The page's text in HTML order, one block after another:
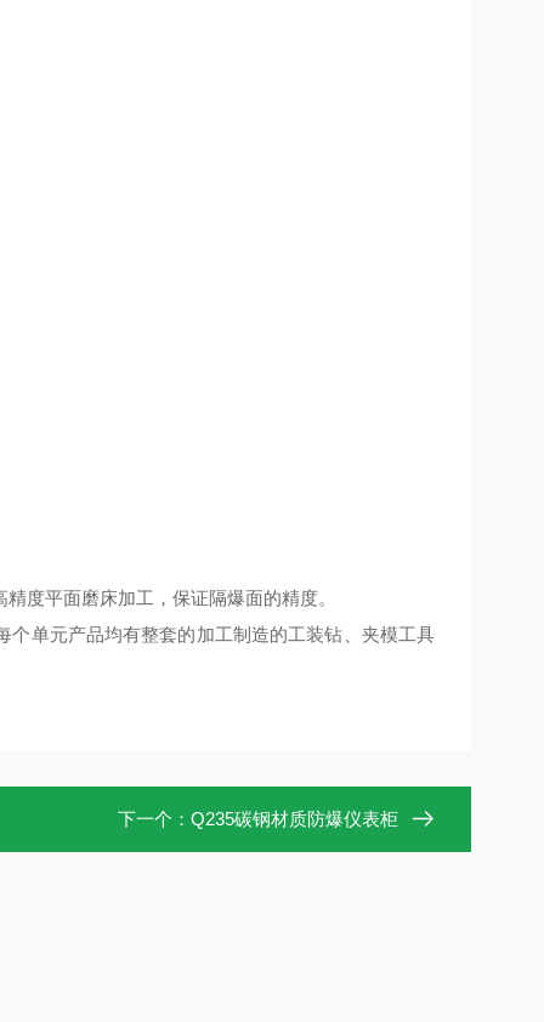
度平面磨床加工，保证隔爆面的精度。
单元产品均有整套的加工制造的工装钻、夹模工具
下一个： Q235碳钢材质防爆仪表柜